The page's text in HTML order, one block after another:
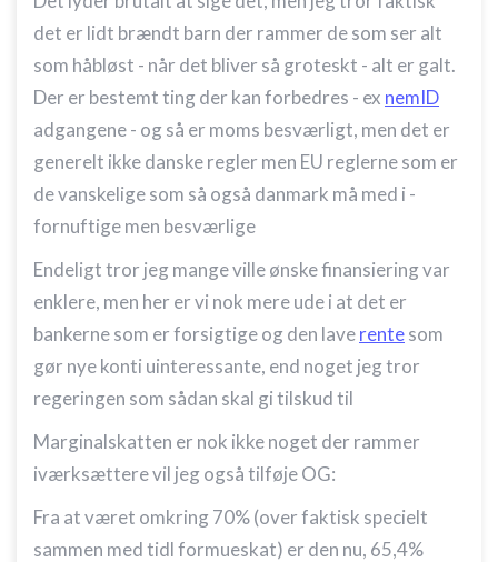
det er lidt brændt barn der rammer de som ser alt
som håbløst - når det bliver så groteskt - alt er galt.
Der er bestemt ting der kan forbedres - ex nemID
adgangene - og så er moms besværligt, men det er
generelt ikke danske regler men EU reglerne som er
de vanskelige som så også danmark må med i -
fornuftige men besværlige
Endeligt tror jeg mange ville ønske finansiering var
enklere, men her er vi nok mere ude i at det er
bankerne som er forsigtige og den laverentesom
gør nye konti uinteressante, end noget jeg tror
regeringen som sådan skal gi tilskud til
Marginalskatten er nok ikke noget der rammer
iværksættere vil jeg også tilføje OG:
Fra at været omkring 70% (over faktisk specielt
sammen med tidl formueskat) er den nu, 65,4%